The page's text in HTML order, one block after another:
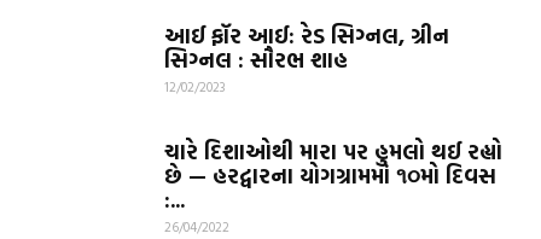
આઈ ફૉર આઈ: રેડ સિગ્નલ, ગ્રીન
સિગ્નલ : સૌરભ શાહ
12/02/2023
ચારે દિશાઓથી મારા પર હુમલો થઈ રહ્યો
છે — હરદ્વારના યોગગ્રામમાં ૧૦મો દિવસ
:...
26/04/2022